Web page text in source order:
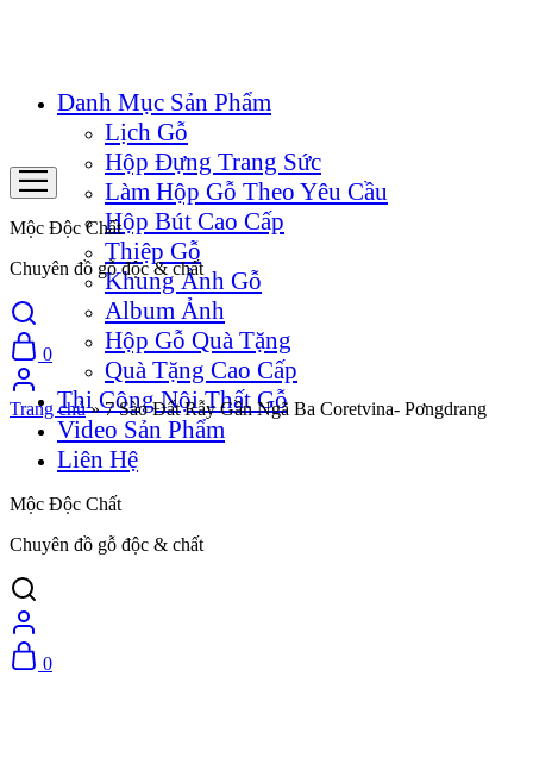
Danh Mục Sản Phẩm
Lịch Gỗ
Hộp Đựng Trang Sức
Làm Hộp Gỗ Theo Yêu Cầu
Hộp Bút Cao Cấp
Thiệp Gỗ
Khung Ảnh Gỗ
Album Ảnh
Hộp Gỗ Quà Tặng
Quà Tặng Cao Cấp
Thi Công Nội Thất Gỗ
Video Sản Phẩm
Liên Hệ
Mộc Độc Chất
Chuyên đồ gỗ độc & chất
0
Mộc Độc Chất
Chuyên đồ gỗ độc & chất
0
Trang chủ»7 Sào Đất Rẫy Gần Ngã Ba Coretvina- Pơngdrang